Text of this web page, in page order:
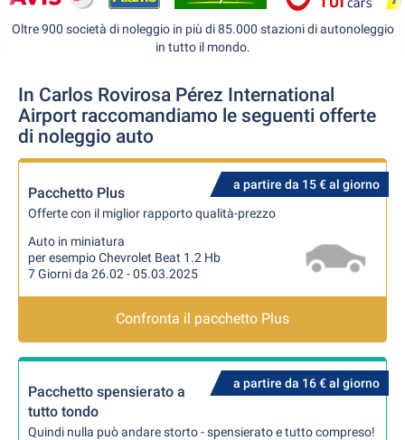
Oltre 900 società di noleggio in più di 85.000 stazioni di autonoleggio
in tutto il mondo.
In Carlos Rovirosa Pérez International
Airport raccomandiamo le seguenti offerte
di noleggio auto
a partire da 15 € al giorno
Pacchetto Plus
Offerte con il miglior rapporto qualità-prezzo
Auto in miniatura
per esempio Chevrolet Beat 1.2 Hb
7 Giorni da 26.02 - 05.03.2025
Confronta il pacchetto Plus
a partire da 16 € al giorno
Pacchetto spensierato a
tutto tondo
Quindi nulla può andare storto - spensierato e tutto compreso!